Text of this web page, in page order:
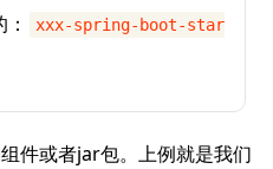
xxx-spring-boot-star
件或者jar包。上例就是我们